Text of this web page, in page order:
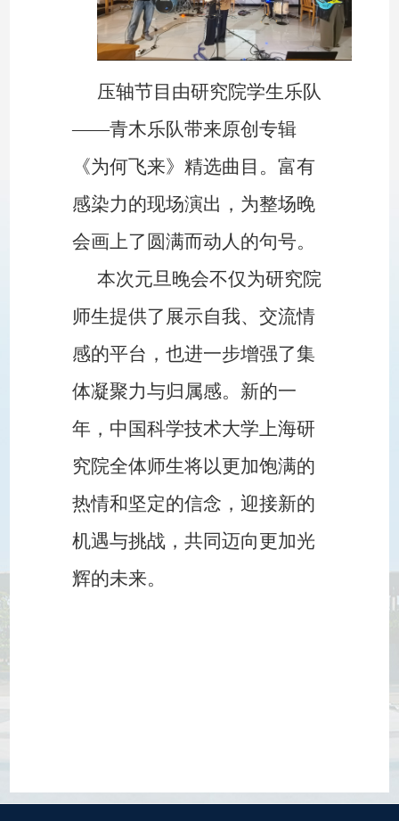
压轴节目由研究院学生乐队
——青木乐队带来原创专辑
《为何飞来》精选曲目。富有
感染力的现场演出，为整场晚
会画上了圆满而动人的句号。
本次元旦晚会不仅为研究院
师生提供了展示自我、交流情
感的平台，也进一步增强了集
体凝聚力与归属感。新的一
年，中国科学技术大学上海研
究院全体师生将以更加饱满的
热情和坚定的信念，迎接新的
机遇与挑战，共同迈向更加光
辉的未来。